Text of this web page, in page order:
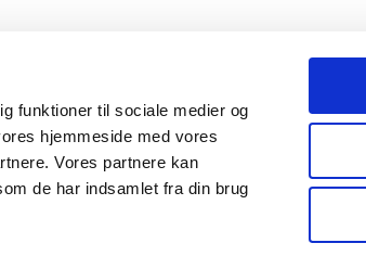
funktioner til sociale medier og
hjemmeside med vores
Vores partnere kan
de har indsamlet fra din brug